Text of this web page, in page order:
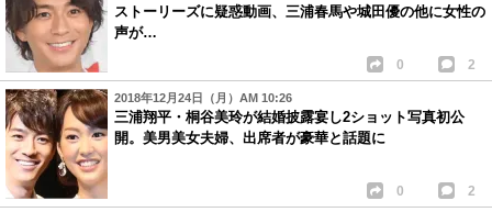
ストーリーズに疑惑動画、三浦春馬や城田優の他に女性の
声が…
0 2
2018年12月24日（月）AM 10:26
三浦翔平・桐谷美玲が結婚披露宴し2ショット写真初公
開。美男美女夫婦、出席者が豪華と話題に
0 2